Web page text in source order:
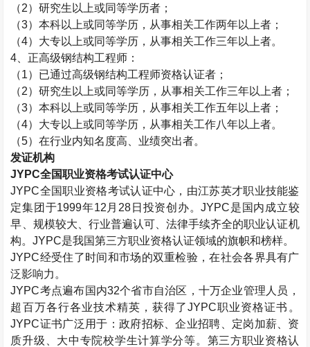
（2）研究生以上或同等学历者；
（3）本科以上或同等学历，从事相关工作两年以上者；
（4）大专以上或同等学历，从事相关工作三年以上者。
4 、正高级钢结构工程师：
（1）已通过高级钢结构工程师资格认证者；
（2）研究生以上或同等学历，从事相关工作三年以上者；
（3）本科以上或同等学历，从事相关工作五年以上者；
（4）大专以上或同等学历，从事相关工作八年以上者。
（5）在行业内知名度高、业绩突出者。
发证机构
JYPC全国职业资格考试认证中心
JYPC全国职业资格考试认证中心，由江苏英才职业技能鉴
定集团于1999年12 月 28 日投资创办。JYPC是国内成立较
早、规模较大、行业普遍认可、法律手续齐全的职业认证机
构。JYPC是我国第三方职业资格认证领域的旗帜和榜样。
JYPC经受住了时间和市场的双重检验，在社会各界具有广
泛影响力。
JYPC考点遍布国内32个省市自治区，十万企业管理人员，
超百万各行各业技术精英，获得了JYPC职业资格证书。
JYPC证书广泛用于：政府招标、企业招聘、定岗加薪、资
质升级、大中专院校学生计算学分等。第三方职业资格认